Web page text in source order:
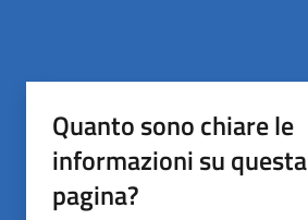
Quanto sono chiare le
informazioni su questa
pagina?